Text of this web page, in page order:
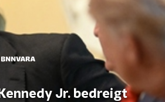
Jr. bedreigt